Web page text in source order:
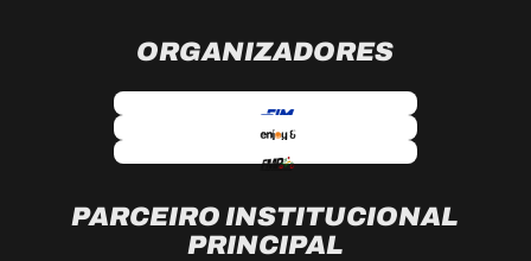
ORGANIZADORES
PARCEIRO INSTITUCIONAL
PRINCIPAL